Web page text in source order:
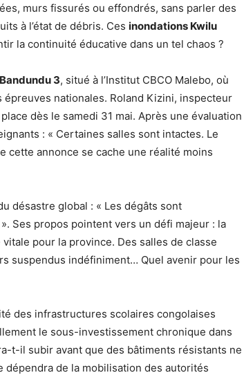
murs fissurés ou effondrés, sans parler des
à l’état de débris. Ces inondations Kwilu
la continuité éducative dans un tel chaos ?
3, situé à l’Institut CBCO Malebo, où
nationales. Roland Kizini, inspecteur
dès le samedi 31 mai. Après une évaluation
: « Certaines salles sont intactes. Le
cette annonce se cache une réalité moins
désastre global : « Les dégâts sont
Ses propos pointent vers un défi majeur : la
pour la province. Des salles de classe
suspendus indéfiniment… Quel avenir pour les
des infrastructures scolaires congolaises
le sous-investissement chronique dans
t-il subir avant que des bâtiments résistants ne
dépendra de la mobilisation des autorités